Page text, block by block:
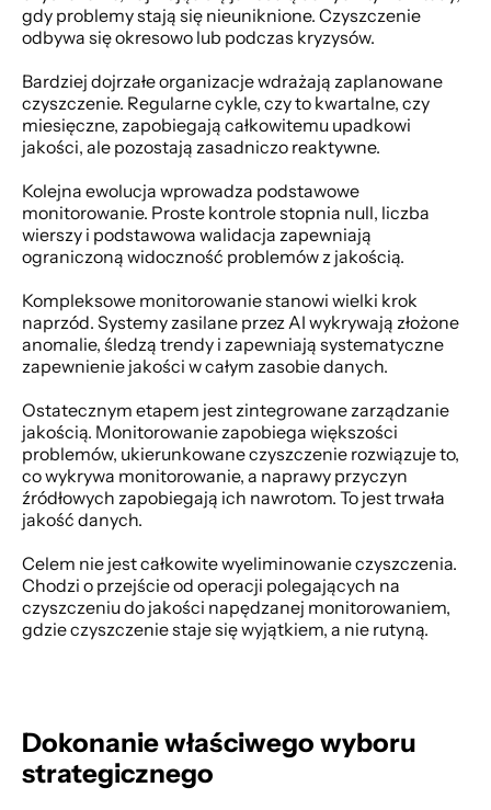
gdy problemy stają się nieuniknione. Czyszczenie
odbywa się okresowo lub podczas kryzysów.
Bardziej dojrzałe organizacje wdrażają zaplanowane
czyszczenie. Regularne cykle, czy to kwartalne, czy
miesięczne, zapobiegają całkowitemu upadkowi
jakości, ale pozostają zasadniczo reaktywne.
Kolejna ewolucja wprowadza podstawowe
monitorowanie. Proste kontrole stopnia null, liczba
wierszy i podstawowa walidacja zapewniają
ograniczoną widoczność problemów z jakością.
Kompleksowe monitorowanie stanowi wielki krok
naprzód. Systemy zasilane przez AI wykrywają złożone
anomalie, śledzą trendy i zapewniają systematyczne
zapewnienie jakości w całym zasobie danych.
Ostatecznym etapem jest zintegrowane zarządzanie
jakością. Monitorowanie zapobiega większości
problemów, ukierunkowane czyszczenie rozwiązuje to,
co wykrywa monitorowanie, a naprawy przyczyn
źródłowych zapobiegają ich nawrotom. To jest trwała
jakość danych.
Celem nie jest całkowite wyeliminowanie czyszczenia.
Chodzi o przejście od operacji polegających na
czyszczeniu do jakości napędzanej monitorowaniem,
gdzie czyszczenie staje się wyjątkiem, a nie rutyną.
Dokonanie właściwego wyboru
strategicznego